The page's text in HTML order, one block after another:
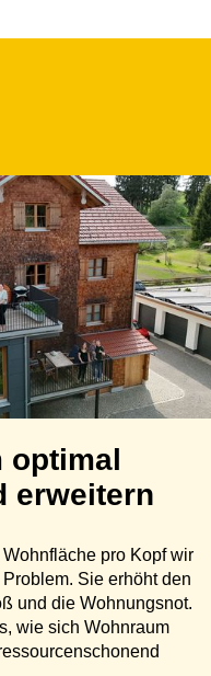
optimal
erweitern
pro Kopf wir
Sie erhöht den
und die Wohnungsnot.
wie sich Wohnraum